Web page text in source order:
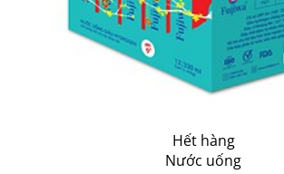
Hết hàng
Nước uống